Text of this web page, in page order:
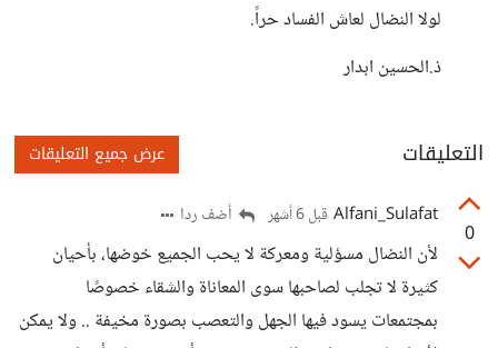
​لولا النضال لعاش الفساد حراً.
ذ.الحسين ابدار
التعليقات عرض جميع التعليقات
0
Alfani_Sulafat قبل 6 أشهر أضف ردا
لأن النضال مسؤلية ومعركة لا يحب الجميع خوضها، بأحيان
كثيرة لا تجلب لصاحبها سوى المعاناة والشقاء خصوصًا
بمجتمعات يسود فيها الجهل والتعصب بصورة مخيفة .. ولا يمكن